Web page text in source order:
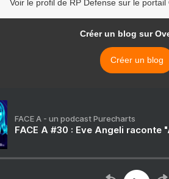
Voir le profil de RP Defense sur le portail
Créer un blog sur
Créer un blog
FACE A - un podcast Purecharts
FACE A #30 : Eve Angeli raconte